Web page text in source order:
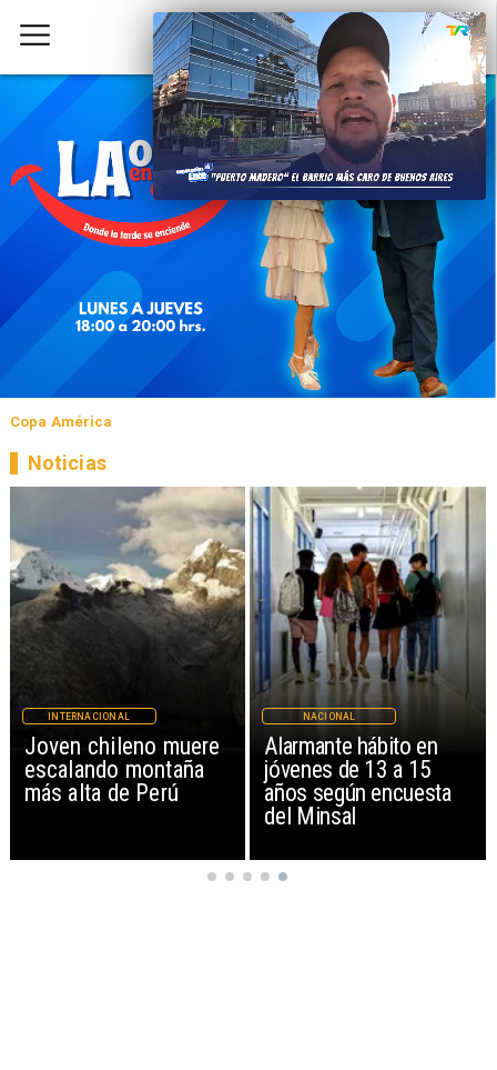
Copa América
Joven chileno muere
escalando montaña
más alta de Perú
INTERNACIONAL
Alarmante hábito en
jóvenes de 13 a 15
años según encuesta
del Minsal
NACIONAL
Noticias